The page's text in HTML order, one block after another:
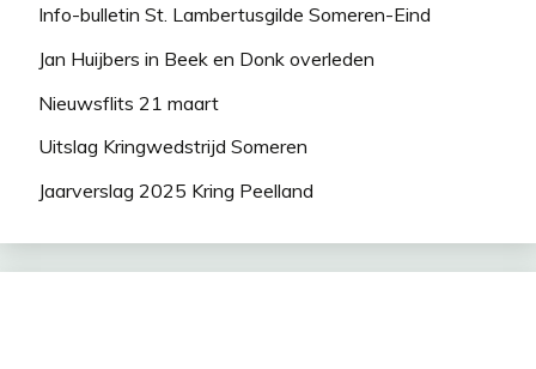
Info-bulletin St. Lambertusgilde Someren-Eind
Jan Huijbers in Beek en Donk overleden
Nieuwsflits 21 maart
Uitslag Kringwedstrijd Someren
Jaarverslag 2025 Kring Peelland